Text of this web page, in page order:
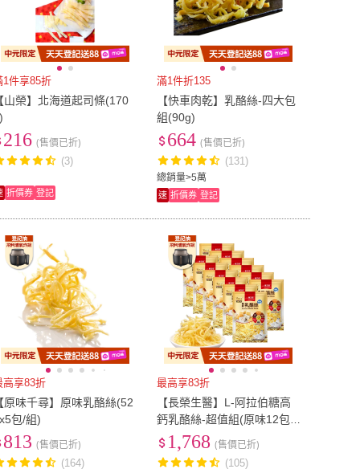
1件享85折
山榮】北海道起司條(170
216 (售價已折)
(3)
折價券 登記
滿1件折135
【快車肉乾】乳酪絲-四大包
組(90g)
總銷量>5萬
664 (售價已折)
(131)
速 折價券 登記
高享83折
原味千尋】原味乳酪絲(52
包/組)
813 (售價已折)
(164)
最高享83折
【長榮生醫】L-阿拉伯糖高
鈣乳酪絲-超值組(原味12包
組/乳酪絲/零食)
1,768 (售價已折)
(105)